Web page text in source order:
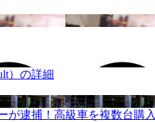
）の詳細
が逮捕！高級車を複数台購入